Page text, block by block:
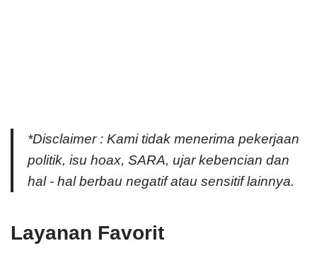
*Disclaimer : Kami tidak menerima pekerjaan
politik, isu hoax, SARA, ujar kebencian dan
hal - hal berbau negatif atau sensitif lainnya.
Layanan Favorit